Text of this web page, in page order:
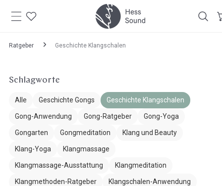
Zum
Inhalt
Ratgeber Geschichte Klangschalen
Schlagworte
Alle Geschichte Gongs Geschichte Klangschalen
Gong-Anwendung Gong-Ratgeber Gong-Yoga
Gongarten Gongmeditation Klang und Beauty
Klang-Yoga Klangmassage
Klangmassage-Ausstattung Klangmeditation
Klangmethoden-Ratgeber Klangschalen-Anwendung